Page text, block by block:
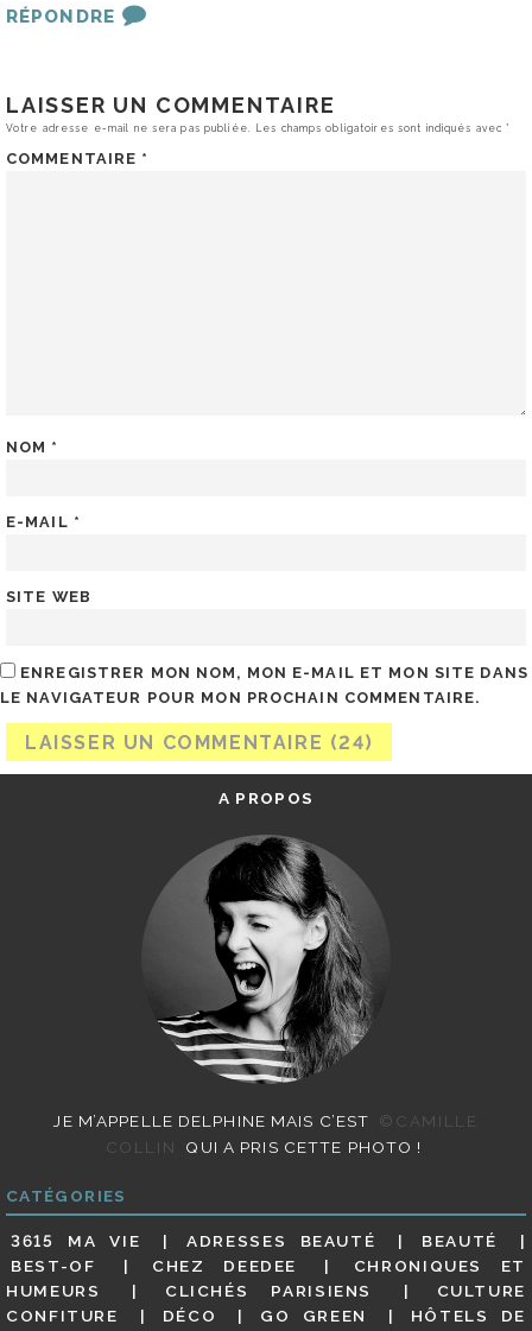
RÉPONDRE
LAISSER UN COMMENTAIRE
Votre adresse e-mail ne sera pas publiée. Les champs obligatoires sont indiqués avec*
COMMENTAIRE *
NOM *
E-MAIL *
SITE WEB
ENREGISTRER MON NOM, MON E-MAIL ET MON SITE DANS
LE NAVIGATEUR POUR MON PROCHAIN COMMENTAIRE.
A PROPOS
JE M’APPELLE DELPHINE MAIS C’EST
©CAMILLE
COLLIN
QUI A PRIS CETTE PHOTO !
CATÉGORIES
3615 MA VIE ADRESSES BEAUTÉ
BEAUTÉ
BEST-OF
CHEZ DEEDEE
CHRONIQUES ET
HUMEURS
CLICHÉS PARISIENS
CULTURE
CONFITURE
DÉCO GO GREEN
HÔTELS DE